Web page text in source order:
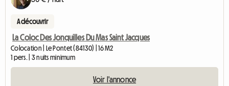
A découvrir
La Coloc Des Jonquilles Du Mas Saint Jacques
Colocation | Le Pontet (84130) | 16 M2
1 pers. | 3 nuits minimum
Voir l'annonce